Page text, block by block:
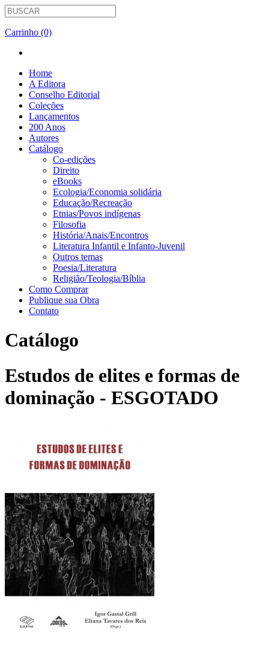
Carrinho (0)
Home
A Editora
Conselho Editorial
Coleções
Lançamentos
200 Anos
Autores
Catálogo
Co-edições
Direito
eBooks
Ecologia/Economia solidária
Educação/Recreação
Etnias/Povos indígenas
Filosofia
História/Anais/Encontros
Literatura Infantil e Infanto-Juvenil
Outros temas
Poesia/Literatura
Religião/Teologia/Bíblia
Como Comprar
Publique sua Obra
Contato
Catálogo
Estudos de elites e formas de
dominação - ESGOTADO